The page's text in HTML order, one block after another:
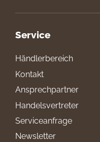
Service
Händlerbereich
Kontakt
Ansprechpartner
Handelsvertreter
Serviceanfrage
Newsletter